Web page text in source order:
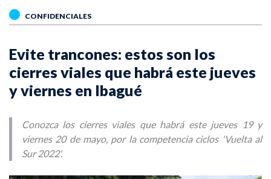
CONFIDENCIALES
Evite trancones: estos son los
cierres viales que habrá este jueves
y viernes en Ibagué
Conozca los cierres viales que habrá este jueves 19 y
viernes 20 de mayo, por la competencia ciclos 'Vuelta al
Sur 2022'.